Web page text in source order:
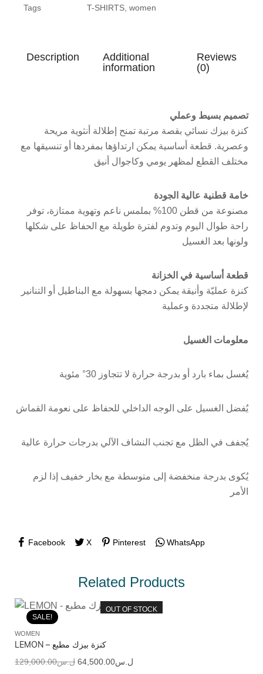
Tags T-SHIRTS women
Description
Additional
information
Reviews
(0)
تصميم بسيط وعملي
كنزة بيزك نسائي بقصة مرتبة تمنح إطلالة أنثوية مريحة
وعصرية. قطعة أساسية يمكن ارتداؤها بمفردها أو تنسيقها مع
مختلف القطع لمظهر يومي وكاجوال أنيق
خامة قطنية عالية الجودة
مصنوعة من قطن 100% بملمس ناعم وتهوية ممتازة، توفر
راحة طوال اليوم وتدوم لفترة طويلة مع الحفاظ على شكلها
ولونها بعد الغسيل
قطعة أساسية في الخزانة
كنزة عمليّة وأنيقة يمكن دمجها بسهولة مع البناطيل أو التنانير
لإطلالة متجددة وعملية
معلومات الغسيل
يُغسل بماء بارد أو بدرجة حرارة لا تتجاوز 30° مئوية
يُفضل الغسيل على الوجه الداخلي للحفاظ على نعومة القماش
يُجفف في الظل مع تجنب النشاف الآلي بدرجات حرارة عالية
يُكوى بدرجة منخفضة إلى متوسطة مع بخار خفيف إذا لزم
الأمر
Facebook X Pinterest WhatsApp
Related Products
SALE!
OUT OF STOCK
WOMEN
LEMON – كنزة بيزك مطبع
ل.س129,000.00 ل.س64,500.00